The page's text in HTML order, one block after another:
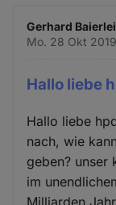
Gerhard
Mo. 28 Okt
Hallo liebe
Hallo liebe
nach, wie
geben? unser
im
Milliarden